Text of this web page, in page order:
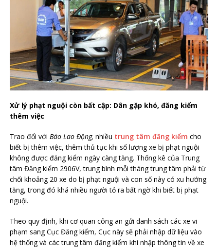
Xử lý phạt nguội còn bất cập: Dân gặp khó, đăng kiểm
thêm việc
Trao đổi với Báo Lao Động, nhiều trung tâm đăng kiểm cho
biết bị thêm việc, thêm thủ tục khi số lượng xe bị phạt nguội
không được đăng kiểm ngày càng tăng. Thống kê của Trung
tâm Đăng kiểm 2906V, trung bình mỗi tháng trung tâm phải từ
chối khoảng 20 xe do bị phạt nguội và con số này có xu hướng
tăng, trong đó khá nhiều người tỏ ra bất ngờ khi biết bị phạt
nguội.
Theo quy định, khi cơ quan công an gửi danh sách các xe vi
phạm sang Cục Đăng kiểm, Cục này sẽ phải nhập dữ liệu vào
hệ thống và các trung tâm đăng kiểm khi nhập thông tin về xe